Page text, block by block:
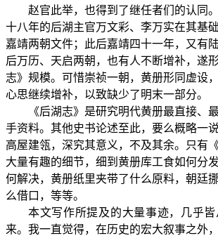
赵官此举，也得到了继任者们的认同
十八年的后湖主官万文彩、李万实在其基
嘉靖两朝文件；此后嘉靖四十一年，又有
后万历、天启两朝，也有人不断增补，遂
志》规模。可惜崇祯一朝，黄册形同虚设
心思继续增补，以致缺少了明末一部分。
《后湖志》是研究明代黄册最直接、
手资料。其他史书论述至此，要么概略一
高屋建瓴，深究其意义，不及其余。只有
大量有趣的细节，细到黄册库工食如何分
何解决，黄册纸里夹带了什么原料，朝廷
么借口，等等。
本文写作所提及的大量事迹，几乎
来。我一直觉得，在历史的宏大叙事之外